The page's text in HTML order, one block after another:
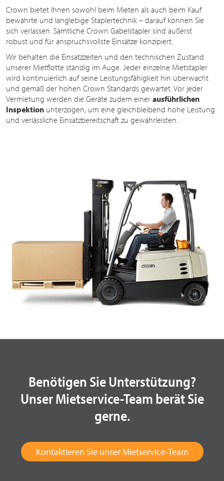
Crown bietet Ihnen sowohl beim Mieten als auch beim Kauf
bewährte und langlebige Staplertechnik – darauf können Sie
sich verlassen. Sämtliche Crown Gabelstapler sind äußerst
robust und für anspruchsvollste Einsätze konzipiert.
Wir behalten die Einsatzzeiten und den technischen Zustand
unserer Mietflotte ständig im Auge. Jeder einzelne Mietstapler
wird kontinuierlich auf seine Leistungsfähigkeit hin überwacht
und gemäß der hohen Crown Standards gewartet. Vor jeder
Vermietung werden die Geräte zudem einer ausführlichen
Inspektion unterzogen, um eine gleichbleibend hohe Leistung
und verlässliche Einsatzbereitschaft zu gewährleisten.
Benötigen Sie Unterstützung?
Unser Mietservice-Team berät Sie
gerne.
Kontaktieren Sie unser Mietservice-Team